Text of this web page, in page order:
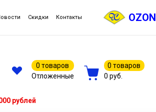
Скидки Контакты OZON
0 товаров
Отложенные
0 товаров
0 руб.
рублей